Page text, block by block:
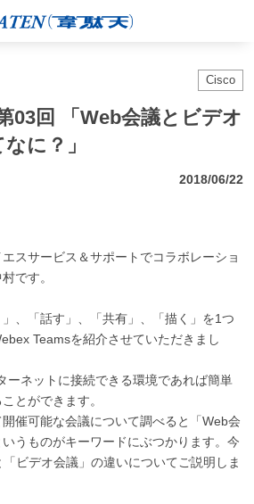
Cisco
03回 「Web会議とビデオ
に？」
2018/06/22
スサービス＆サポートでコラボレーショ
です。
、「話す」、「共有」、「描く」を1つ
Teamsを紹介させていただきまし
ーネットに接続できる環境であれば簡単
とができます。
催可能な会議について調べると「Web会
うものがキーワードにぶつかります。今
ビデオ会議」の違いについてご説明しま